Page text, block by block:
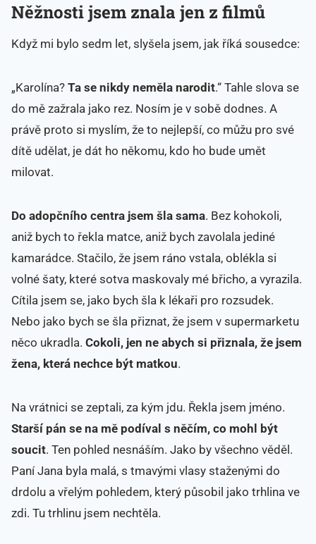
Něžnosti jsem znala jen z filmů
Když mi bylo sedm let, slyšela jsem, jak říká sousedce:
„Karolína? Ta se nikdy neměla narodit.“ Tahle slova se
do mě zažrala jako rez. Nosím je v sobě dodnes. A
právě proto si myslím, že to nejlepší, co můžu pro své
dítě udělat, je dát ho někomu, kdo ho bude umět
milovat.
Do adopčního centra jsem šla sama. Bez kohokoli,
aniž bych to řekla matce, aniž bych zavolala jediné
kamarádce. Stačilo, že jsem ráno vstala, oblékla si
volné šaty, které sotva maskovaly mé břicho, a vyrazila.
Cítila jsem se, jako bych šla k lékaři pro rozsudek.
Nebo jako bych se šla přiznat, že jsem v supermarketu
něco ukradla. Cokoli, jen ne abych si přiznala, že jsem
žena, která nechce být matkou.
Na vrátnici se zeptali, za kým jdu. Řekla jsem jméno.
Starší pán se na mě podíval s něčím, co mohl být
soucit. Ten pohled nesnáším. Jako by všechno věděl.
Paní Jana byla malá, s tmavými vlasy staženými do
drdolu a vřelým pohledem, který působil jako trhlina ve
zdi. Tu trhlinu jsem nechtěla.